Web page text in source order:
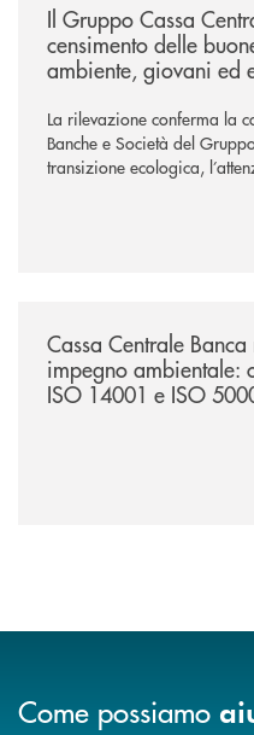
Il Gruppo Cassa
censimento delle
ambiente, giovani ed
La rilevazione conferma la
Banche e Società del
transizione ecologica,
attori chiave delle
Cassa Centrale
impegno ambientale:
ISO 14001 e ISO
Come possiamo